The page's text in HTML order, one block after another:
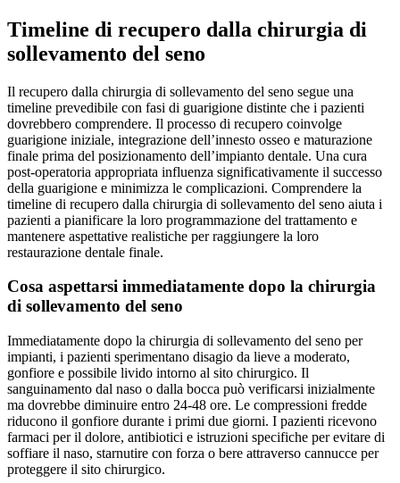
Timeline di recupero dalla chirurgia di
sollevamento del seno
Il recupero dalla chirurgia di sollevamento del seno segue una
timeline prevedibile con fasi di guarigione distinte che i pazienti
dovrebbero comprendere. Il processo di recupero coinvolge
guarigione iniziale, integrazione dell’innesto osseo e maturazione
finale prima del posizionamento dell’impianto dentale. Una cura
post-operatoria appropriata influenza significativamente il successo
della guarigione e minimizza le complicazioni. Comprendere la
timeline di recupero dalla chirurgia di sollevamento del seno aiuta i
pazienti a pianificare la loro programmazione del trattamento e
mantenere aspettative realistiche per raggiungere la loro
restaurazione dentale finale.
Cosa aspettarsi immediatamente dopo la chirurgia
di sollevamento del seno
Immediatamente dopo la chirurgia di sollevamento del seno per
impianti, i pazienti sperimentano disagio da lieve a moderato,
gonfiore e possibile livido intorno al sito chirurgico. Il
sanguinamento dal naso o dalla bocca può verificarsi inizialmente
ma dovrebbe diminuire entro 24-48 ore. Le compressioni fredde
riducono il gonfiore durante i primi due giorni. I pazienti ricevono
farmaci per il dolore, antibiotici e istruzioni specifiche per evitare di
soffiare il naso, starnutire con forza o bere attraverso cannucce per
proteggere il sito chirurgico.